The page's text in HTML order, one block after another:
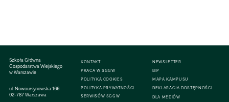
Szkoła Główna
Gospodarstwa Wiejskiego
w Warszawie
ul. Nowoursynowska 166
02-787 Warszawa
KONTAKT
PRACA W SGGW
POLITYKA COOKIES
POLITYKA PRYWATNOŚCI
SERWISÓW SGGW
NEWSLETTER
BIP
MAPA KAMPUSU
DEKLARACJA DOSTĘPNOŚCI
DLA MEDIÓW